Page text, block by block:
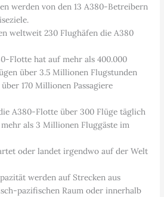
werden von den 13 A380-Betreibern
weltweit 230 Flughäfen die A380
Flotte hat auf mehr als 400.000
über 3.5 Millionen Flugstunden
170 Millionen Passagiere
A380-Flotte über 300 Flüge täglich
als 3 Millionen Fluggäste im
oder landet irgendwo auf der Welt
werden auf Strecken aus
pazifischen Raum oder innerhalb